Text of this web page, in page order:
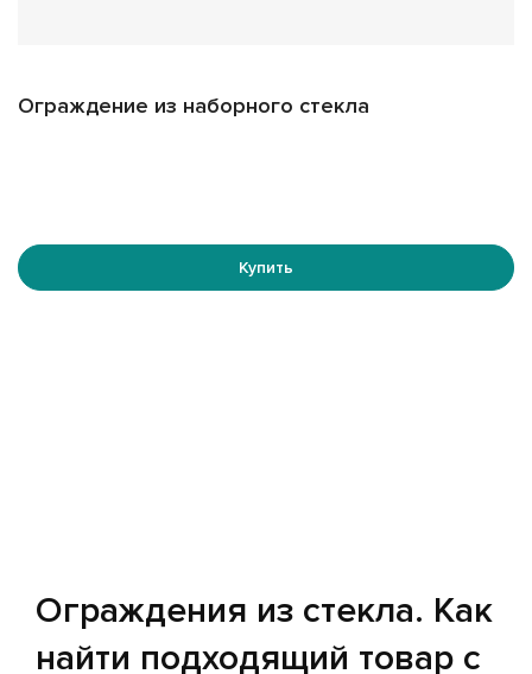
Ограждение из наборного стекла
Купить
Ограждения из стекла. Как
найти подходящий товар с